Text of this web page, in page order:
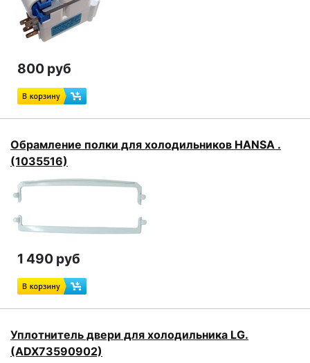
800 руб
Обрамление полки для холодильников HANSA .
(1035516)
1 490 руб
Уплотнитель двери для холодильника LG.
(ADX73590902)